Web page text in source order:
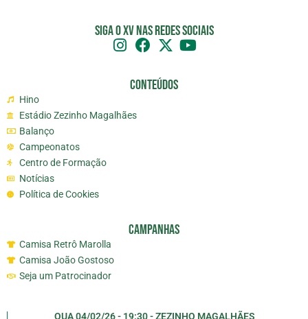
Siga o XV nas redes sociais
Conteúdos
Hino
Estádio Zezinho Magalhães
Balanço
Campeonatos
Centro de Formação
Notícias
Política de Cookies
Campanhas
Camisa Retrô Marolla
Camisa João Gostoso
Seja um Patrocinador
QUA 04/02/26 - 19:30 - ZEZINHO MAGALHÃES